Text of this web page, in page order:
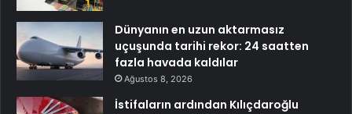
Dünyanın en uzun aktarmasız
uçuşunda tarihi rekor: 24 saatten
fazla havada kaldılar
Ağustos 8, 2026
İstifaların ardından Kılıçdaroğlu